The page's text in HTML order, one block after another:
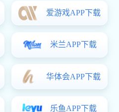
动，另一个为转筒随摆动架的摆动。被
混合物料在转筒内随转筒转动、翻转、
混和的同时，又随转筒的摆动而···
CH系列槽型混合机